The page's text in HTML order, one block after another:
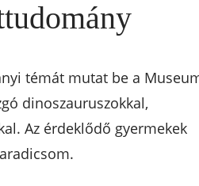
témát mutat be a
dinoszauruszokkal,
Az érdeklődő gyermekek